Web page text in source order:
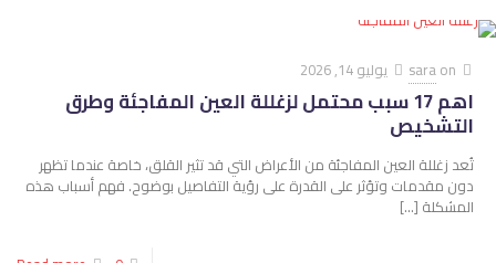
saraon يوليو 14, 2026
اهم 17 سبب محتمل لزغللة العين المفاجئة وطرق
التشخيص
تُعد زغللة العين المفاجئة من الأعراض التي قد تثير القلق، خاصة عندما تظهر
دون مقدمات وتؤثر على القدرة على رؤية التفاصيل بوضوح. فهم أسباب هذه
المشكلة […]